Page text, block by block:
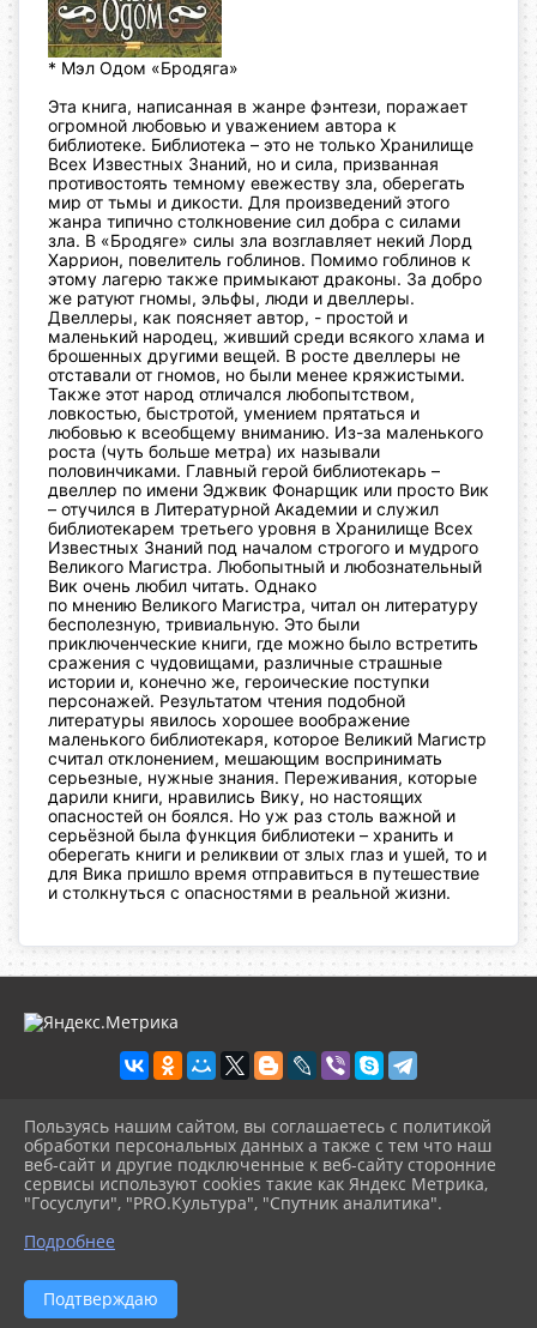
* Мэл Одом «Бродяга»
Эта книга, написанная в жанре фэнтези, поражает
огромной любовью и уважением автора к
библиотеке. Библиотека – это не только Хранилище
Всех Известных Знаний, но и сила, призванная
противостоять темному евежеству зла, оберегать
мир от тьмы и дикости. Для произведений этого
жанра типично столкновение сил добра с силами
зла. В «Бродяге» силы зла возглавляет некий Лорд
Харрион, повелитель гоблинов. Помимо гоблинов к
этому лагерю также примыкают драконы. За добро
же ратуют гномы, эльфы, люди и двеллеры.
Двеллеры, как поясняет автор, - простой и
маленький народец, живший среди всякого хлама и
брошенных другими вещей. В росте двеллеры не
отставали от гномов, но были менее кряжистыми.
Также этот народ отличался любопытством,
ловкостью, быстротой, умением прятаться и
любовью к всеобщему вниманию. Из-за маленького
роста (чуть больше метра) их называли
половинчиками. Главный герой библиотекарь –
двеллер по имени Эджвик Фонарщик или просто Вик
– отучился в Литературной Академии и служил
библиотекарем третьего уровня в Хранилище Всех
Известных Знаний под началом строгого и мудрого
Великого Магистра. Любопытный и любознательный
Вик очень любил читать. Однако
по мнению Великого Магистра, читал он литературу
бесполезную, тривиальную. Это были
приключенческие книги, где можно было встретить
сражения с чудовищами, различные страшные
истории и, конечно же, героические поступки
персонажей. Результатом чтения подобной
литературы явилось хорошее воображение
маленького библиотекаря, которое Великий Магистр
считал отклонением, мешающим воспринимать
серьезные, нужные знания. Переживания, которые
дарили книги, нравились Вику, но настоящих
опасностей он боялся. Но уж раз столь важной и
серьёзной была функция библиотеки – хранить и
оберегать книги и реликвии от злых глаз и ушей, то и
для Вика пришло время отправиться в путешествие
и столкнуться с опасностями в реальной жизни.
2026 г. olgbiblio.ru
Вход
Карта сайта
Политика обработки персональных данных
Сделано на KubCMS
Пользуясь нашим сайтом, вы соглашаетесь с политикой
обработки персональных данных а также с тем что наш
веб-сайт и другие подключенные к веб-сайту сторонние
сервисы используют cookies такие как Яндекс Метрика,
"Госуслуги", "PRO.Культура", "Спутник аналитика".
Подробнее
Подтверждаю